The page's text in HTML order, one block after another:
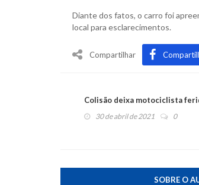
Diante dos fatos, o carro foi
local para esclarecimentos.
Compartilhar
Colisão deixa motociclista
30 de abril de 2021 0
SOBRE O